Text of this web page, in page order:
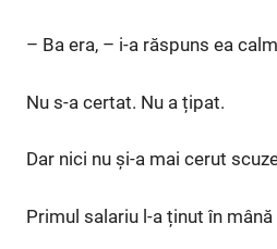
– Ba era, – i-a răspuns ea
Nu s-a certat. Nu a țipat.
Dar nici nu și-a mai cerut
Primul salariu l-a ținut în